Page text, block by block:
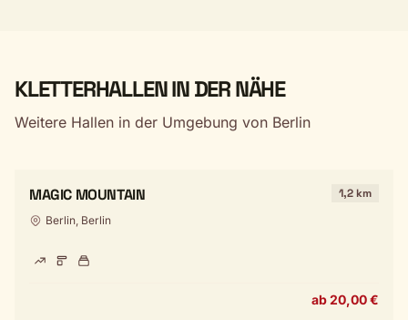
KLETTERHALLEN IN DER NÄHE
Weitere Hallen in der Umgebung von Berlin
MAGIC MOUNTAIN 1,2 km
Berlin, Berlin
ab 20,00 €